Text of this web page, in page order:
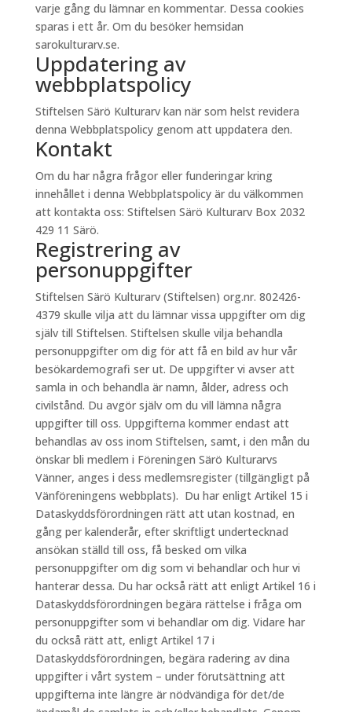
varje gång du lämnar en kommentar. Dessa cookies
sparas i ett år. Om du besöker hemsidan
sarokulturarv.se.
Uppdatering av
webbplatspolicy
Stiftelsen Särö Kulturarv kan när som helst revidera
denna Webbplatspolicy genom att uppdatera den.
Kontakt
Om du har några frågor eller funderingar kring
innehållet i denna Webbplatspolicy är du välkommen
att kontakta oss: Stiftelsen Särö Kulturarv Box 2032
429 11 Särö.
Registrering av
personuppgifter
Stiftelsen Särö Kulturarv (Stiftelsen) org.nr. 802426-
4379 skulle vilja att du lämnar vissa uppgifter om dig
själv till Stiftelsen. Stiftelsen skulle vilja behandla
personuppgifter om dig för att få en bild av hur vår
besökardemografi ser ut. De uppgifter vi avser att
samla in och behandla är namn, ålder, adress och
civilstånd. Du avgör själv om du vill lämna några
uppgifter till oss. Uppgifterna kommer endast att
behandlas av oss inom Stiftelsen, samt, i den mån du
önskar bli medlem i Föreningen Särö Kulturarvs
Vänner, anges i dess medlemsregister (tillgängligt på
Vänföreningens webbplats). Du har enligt Artikel 15 i
Dataskyddsförordningen rätt att utan kostnad, en
gång per kalenderår, efter skriftligt undertecknad
ansökan ställd till oss, få besked om vilka
personuppgifter om dig som vi behandlar och hur vi
hanterar dessa. Du har också rätt att enligt Artikel 16 i
Dataskyddsförordningen begära rättelse i fråga om
personuppgifter som vi behandlar om dig. Vidare har
du också rätt att, enligt Artikel 17 i
Dataskyddsförordningen, begära radering av dina
uppgifter i vårt system – under förutsättning att
uppgifterna inte längre är nödvändiga för det/de